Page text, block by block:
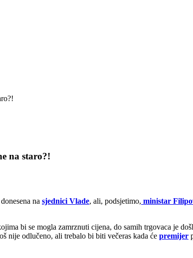
na staro?!
na sjednici Vlade, ali, podsjetimo, ministar
bi se mogla zamrznuti cijena, do samih trgovaca je
nije odlučeno, ali trebalo bi biti večeras kada će premijer